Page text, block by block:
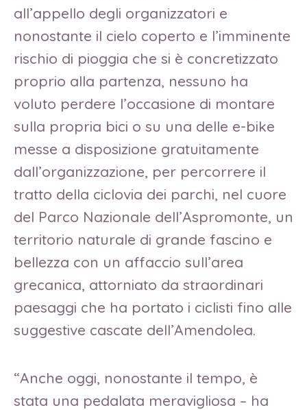
all’appello degli organizzatori e
nonostante il cielo coperto e l’imminente
rischio di pioggia che si è concretizzato
proprio alla partenza, nessuno ha
voluto perdere l’occasione di montare
sulla propria bici o su una delle e-bike
messe a disposizione gratuitamente
dall’organizzazione, per percorrere il
tratto della ciclovia dei parchi, nel cuore
del Parco Nazionale dell’Aspromonte, un
territorio naturale di grande fascino e
bellezza con un affaccio sull’area
grecanica, attorniato da straordinari
paesaggi che ha portato i ciclisti fino alle
suggestive cascate dell’Amendolea.
“Anche oggi, nonostante il tempo, è
stata una pedalata meravigliosa – ha